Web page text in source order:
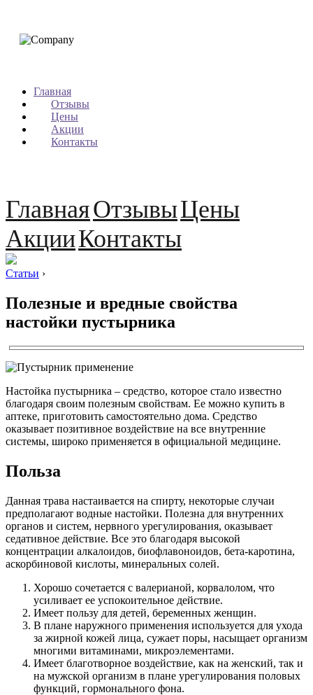
Главная
Отзывы
Цены
Акции
Контакты
ГлавнаяОтзывыЦены
АкцииКонтакты
Статьи ›
Полезные и вредные свойства
настойки пустырника
Настойка пустырника – средство, которое стало известно
благодаря своим полезным свойствам. Ее можно купить в
аптеке, приготовить самостоятельно дома. Средство
оказывает позитивное воздействие на все внутренние
системы, широко применяется в официальной медицине.
Польза
Данная трава настаивается на спирту, некоторые случаи
предполагают водные настойки. Полезна для внутренних
органов и систем, нервного урегулирования, оказывает
седативное действие. Все это благодаря высокой
концентрации алкалоидов, биофлавоноидов, бета-каротина,
аскорбиновой кислоты, минеральных солей.
Хорошо сочетается с валерианой, корвалолом, что
усиливает ее успокоительное действие.
Имеет пользу для детей, беременных женщин.
В плане наружного применения используется для ухода
за жирной кожей лица, сужает поры, насыщает организм
многими витаминами, микроэлементами.
Имеет благотворное воздействие, как на женский, так и
на мужской организм в плане урегулирования половых
функций, гормонального фона.